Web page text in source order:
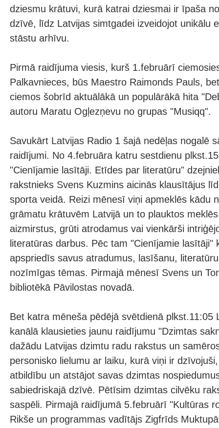
dziesmu krātuvi, kurā katrai dziesmai ir īpaša
dzīvē, līdz Latvijas simtgadei izveidojot unikālu
stāstu arhīvu.
Pirmā raidījuma viesis, kurš 1.februārī
Palkavnieces, būs Maestro Raimonds Pauls,
ciemos šobrīd aktuālākā un populārākā hita
autoru Maratu Ogļezņevu no grupas "Musiqq".
Savukārt Latvijas Radio 1 šajā nedēļas nogalē
raidījumi. No 4.februāra katru sestdienu
"Cienījamie lasītāji. Etīdes par literatūru"
rakstnieks Svens Kuzmins aicinās klausītājus
sporta veidā. Reizi mēnesī viņi apmeklēs kādu
grāmatu krātuvēm Latvijā un to plauktos
aizmirstus, grūti atrodamus vai vienkārši
literatūras darbus. Pēc tam "Cienījamie lasītāji"
apspriedīs savus atradumus, lasīšanu,
nozīmīgas tēmas. Pirmajā mēnesī Svens un
bibliotēkā Pāvilostas novadā.
Bet katra mēneša pēdējā svētdienā plkst.11:05
kanālā klausieties jaunu raidījumu "Dzimtas
dažādu Latvijas dzimtu radu rakstus un
personisko lielumu ar laiku, kurā viņi ir
atbildību un atstājot savas dzimtas
sabiedriskajā dzīvē. Pētīsim dzimtas cilvēku
saspēli. Pirmajā raidījumā 5.februārī "Kultūras
Rikše un programmas vadītājs Zigfrīds